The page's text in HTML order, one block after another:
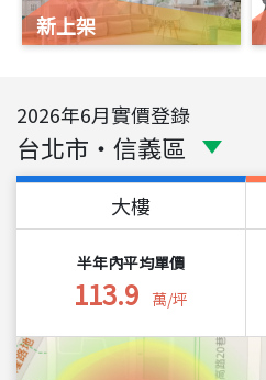
新上架
2026年6月實價登錄
台北市 ・ 信義區
大樓
半年內平均單價
113.9 萬/坪